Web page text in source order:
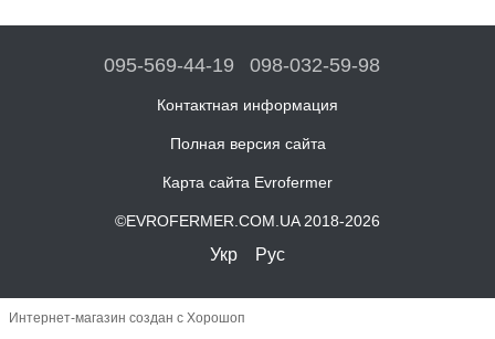
095-569-44-19 098-032-59-98
Контактная информация
Полная версия сайта
Карта сайта Evrofermer
©EVROFERMER.COM.UA 2018-2026
Укр Рус
Интернет-магазин создан с Хорошоп